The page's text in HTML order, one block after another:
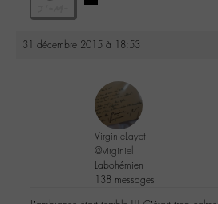
31 décembre 2015 à 18:53
VirginieLayet
@virginiel
Labohémien
138 messages